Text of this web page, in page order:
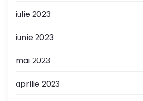
iulie 2023
iunie 2023
mai 2023
aprilie 2023